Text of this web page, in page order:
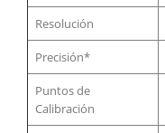
Resolución
Precisión*
Puntos de
Calibración